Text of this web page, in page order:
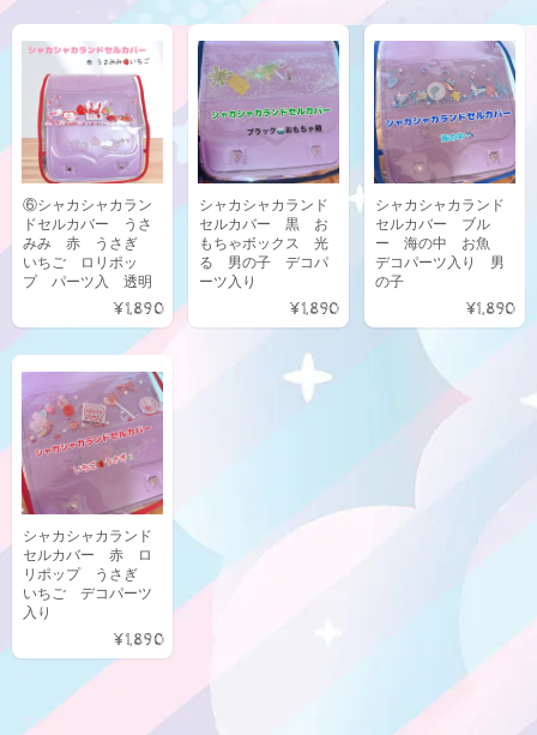
⑥シャカシャカラン
ドセルカバー うさ
みみ 赤 うさぎ
いちご ロリポッ
プ パーツ入 透明
¥1,890
シャカシャカランド
セルカバー 黒 お
もちゃボックス 光
る 男の子 デコパ
ーツ入り
¥1,890
シャカシャカランド
セルカバー ブル
ー 海の中 お魚
デコパーツ入り 男
の子
¥1,890
シャカシャカランド
セルカバー 赤 ロ
リポップ うさぎ
いちご デコパーツ
入り
¥1,890